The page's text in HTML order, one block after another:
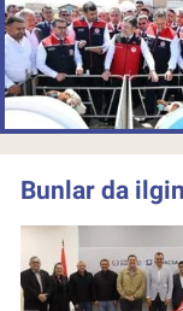
Bunlar da